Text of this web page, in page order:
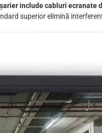
include cabluri
superior elimină